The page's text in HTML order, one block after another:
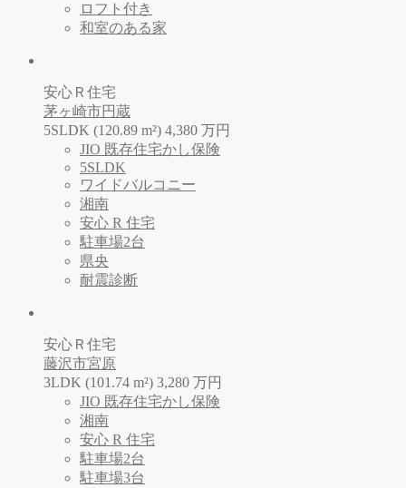
ロフト付き
和室のある家
安心Ｒ住宅
茅ヶ崎市円蔵
5SLDK (120.89 m²) 4,380 万円
JIO 既存住宅かし保険
5SLDK
ワイドバルコニー
湘南
安心 R 住宅
駐車場2台
県央
耐震診断
安心Ｒ住宅
藤沢市宮原
3LDK (101.74 m²) 3,280 万円
JIO 既存住宅かし保険
湘南
安心 R 住宅
駐車場2台
駐車場3台